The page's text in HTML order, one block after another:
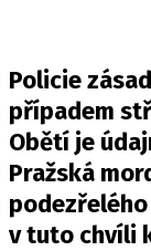
Policie
případem
Obětí je
Pražská
v tuto chvíli